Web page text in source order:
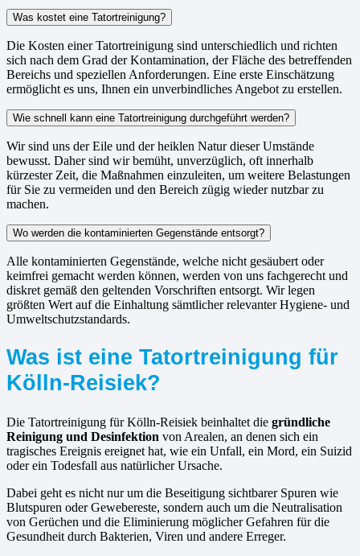
Was kostet eine Tatortreinigung?
Die Kosten einer Tatortreinigung sind unterschiedlich und richten
sich nach dem Grad der Kontamination, der Fläche des betreffenden
Bereichs und speziellen Anforderungen. Eine erste Einschätzung
ermöglicht es uns, Ihnen ein unverbindliches Angebot zu erstellen.
Wie schnell kann eine Tatortreinigung durchgeführt werden?
Wir sind uns der Eile und der heiklen Natur dieser Umstände
bewusst. Daher sind wir bemüht, unverzüglich, oft innerhalb
kürzester Zeit, die Maßnahmen einzuleiten, um weitere Belastungen
für Sie zu vermeiden und den Bereich zügig wieder nutzbar zu
machen.
Wo werden die kontaminierten Gegenstände entsorgt?
Alle kontaminierten Gegenstände, welche nicht gesäubert oder
keimfrei gemacht werden können, werden von uns fachgerecht und
diskret gemäß den geltenden Vorschriften entsorgt. Wir legen
größten Wert auf die Einhaltung sämtlicher relevanter Hygiene- und
Umweltschutzstandards.
Was ist eine Tatortreinigung für
Kölln-Reisiek?
Die Tatortreinigung für Kölln-Reisiek beinhaltet die gründliche
Reinigung und Desinfektion von Arealen, an denen sich ein
tragisches Ereignis ereignet hat, wie ein Unfall, ein Mord, ein Suizid
oder ein Todesfall aus natürlicher Ursache.
Dabei geht es nicht nur um die Beseitigung sichtbarer Spuren wie
Blutspuren oder Gewebereste, sondern auch um die Neutralisation
von Gerüchen und die Eliminierung möglicher Gefahren für die
Gesundheit durch Bakterien, Viren und andere Erreger.